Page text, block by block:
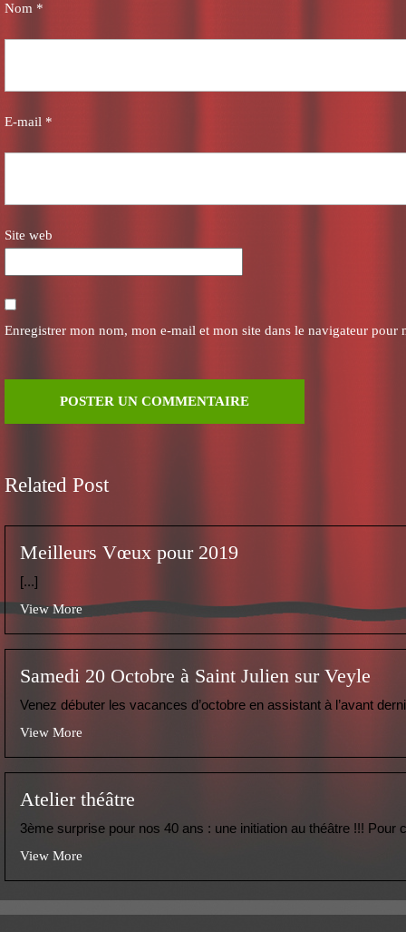
Nom *
E-mail *
Site web
Enregistrer mon nom, mon e-mail et mon site dans le navigateur pour
Related Post
Meilleurs Vœux pour 2019
[...]
View More
Samedi 20 Octobre à Saint Julien sur Veyle
Venez débuter les vacances d’octobre en assistant à l’avant
View More
Atelier théâtre
3ème surprise pour nos 40 ans : une initiation au théâtre !!! Pour
View More